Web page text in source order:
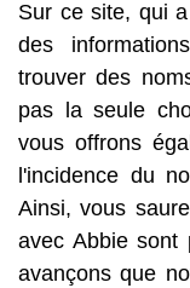
Sur ce site, qui
des
trouver des
pas la seule
vous offrons
l'incidence du
Ainsi, vous
avec Abbie sont
avançons que